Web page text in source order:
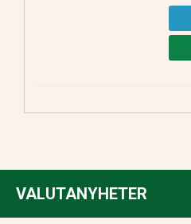
VALUTANYHETER